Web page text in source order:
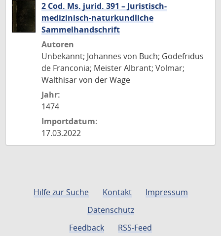
2 Cod. Ms. jurid. 391 – Juristisch-
medizinisch-naturkundliche
Sammelhandschrift
Autoren
Unbekannt; Johannes von Buch; Godefridus
de Franconia; Meister Albrant; Volmar;
Walthisar von der Wage
Jahr:
1474
Importdatum:
17.03.2022
Hilfe zur Suche Kontakt
Impressum
Datenschutz
Feedback
RSS-Feed